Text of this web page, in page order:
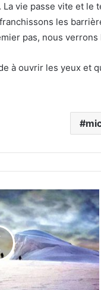
vie passe vite et le
les
pas, nous
à ouvrir les yeux et